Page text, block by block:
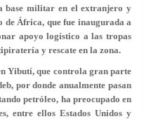
base militar en el extranjero y
de África, que fue inaugurada a
apoyo logístico a las tropas
y rescate en la zona.
Yibutí, que controla gran parte
por donde anualmente pasan
petróleo, ha preocupado en
entre ellos Estados Unidos y